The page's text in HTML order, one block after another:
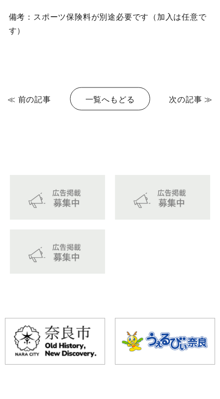
備考：スポーツ保険料が別途必要です（加入は任意で
す）
≪ 前の記事 一覧へもどる 次の記事 ≫